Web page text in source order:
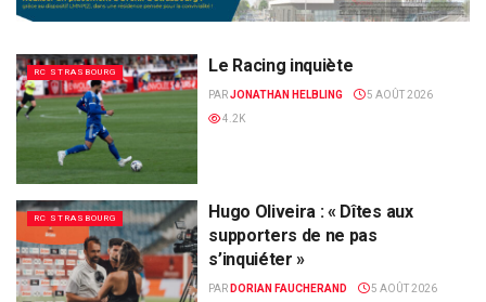
RC STRASBOURG Le Racing inquiète
PARJONATHAN HELBLING
5 AOÛT 2026
4.2K
RC STRASBOURG
Hugo Oliveira : « Dîtes aux
supporters de ne pas
s’inquiéter »
PAR DORIAN FAUCHERAND
5 AOÛT 2026